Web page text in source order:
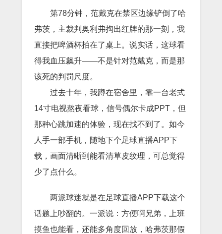
第78分钟，范戴克在禁区边缘铲倒了哈
弗茨，主裁判奥利弗掏出红牌的那一刻，我
直接把啤酒杯拍在了桌上。说实话，这球看
得我血压飙升——不是针对范戴克，而是那
该死的判罚尺度。
过去十年，我蹲在宿舍里，靠一台老式
14寸电视熬夜看球，信号偶尔卡成PPT，但
那种心跳加速的体验，现在找不到了。如今
人手一部手机，随地下个足球直播APP下
载，画面清晰到能看清草皮纹理，可总觉得
少了点什么。
两派球迷就是在足球直播APP下载这个
话题上吵翻的。一派说：方便啊兄弟，上班
摸鱼也能看，还能多角度回放，哈弗茨那假